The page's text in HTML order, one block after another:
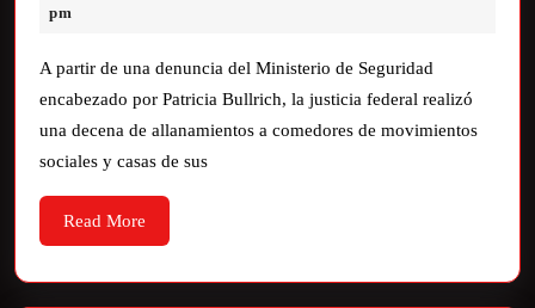
pm
A partir de una denuncia del Ministerio de Seguridad
encabezado por Patricia Bullrich, la justicia federal realizó
una decena de allanamientos a comedores de movimientos
sociales y casas de sus
Read More